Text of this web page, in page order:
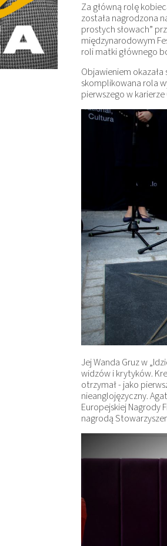
Za główną rolę
została nagrodzona
prostych słowach”
międzynarodowym
roli matki głównego
Objawieniem
skomplikowana rola
pierwszego w karierze
Jej Wanda Gruz w
widzów i krytyków.
otrzymał - jako
nieanglojęzyczny.
Europejskiej Nagrody
nagrodą